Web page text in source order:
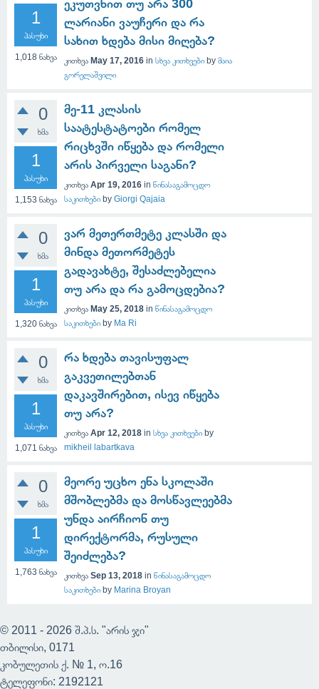
1
პასუხი
1,018 ნახვა
ეკუთვნით თუ არა 300
ლარიანი ვაუჩერი და რა
სახით ხდება მისი მიღება?
კითხვა May 17, 2016 in სხვა კითხვები by მაია
გორელაშვილი
0
ხმა
1
პასუხი
1,153 ნახვა
მე-11 კლასის
საატესტატოები რომელ
რიცხვში იწყება და რომელი
არის პირველი საგანი?
კითხვა Apr 19, 2016 in წინასაგამოცდო
საკითხები by Giorgi Qajaia
0
ხმა
1
პასუხი
1,320ნახვა
ვარ მეთერთმეტე კლასში და
მინდა მეთორმეტეს
გადავახტე, შესაძლებელია
თუ არა და რა გამოცდებია?
კითხვა May 25, 2018 in წინასაგამოცდო
საკითხები by Ma Ri
0
ხმა
1
პასუხი
1,071 ნახვა
რა ხდება თავისუფალ
გაკვეთილებთან
დაკავშირებით, ისევ იწყება
თუ არა?
კითხვა Apr 12, 2018 in სხვა კითხვები by
mikheil labartkava
0
ხმა
1
პასუხი
1,763 ნახვა
მეორე უცხო ენა სკოლაში
მშობლებმა და მოსწავლეებმა
უნდა აირჩიონ თუ
დირექტორმა, რუსული
შეიძლება?
კითხვა Sep 13, 2018 in წინასაგამოცდო
საკითხები by Marina Broyan
© 2011 - 2026 შ.პ.ს. "არის ჯი"
თბილისი, 0171
კობულეთის ქ. № 1, ო.16
ტელეფონი: 2192121